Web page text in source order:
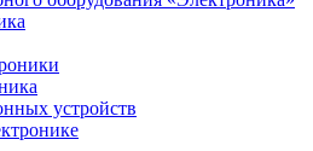
устройств